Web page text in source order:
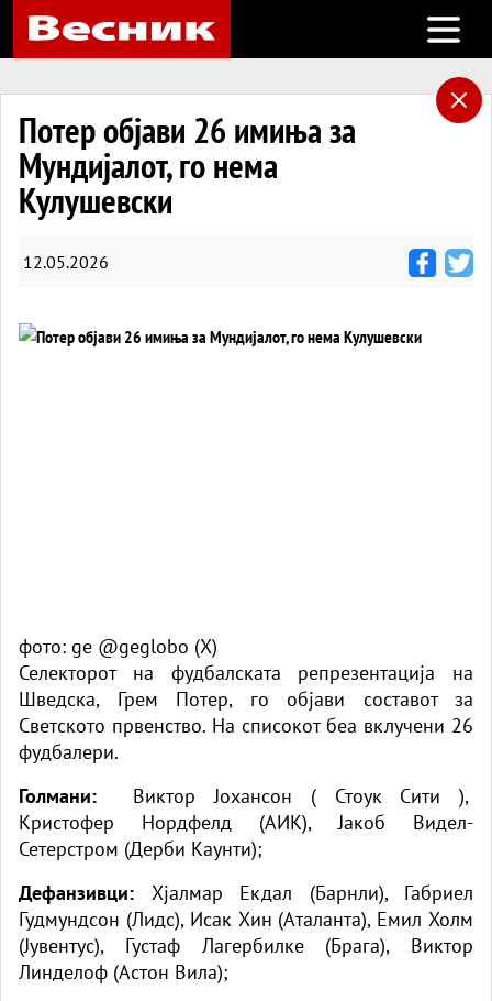
Open
Потер објави 26 имиња за
Мундијалот, го нема
Кулушевски
12.05.2026
фото: ge @geglobo (X)
Селекторот на фудбалската репрезентација на
Шведска, Грем Потер, го објави составот за
Светското првенство. На списокот беа вклучени 26
фудбалери.
Голмани:
Виктор Јохансон ( Стоук Сити ),
Кристофер Нордфелд (АИК), Јакоб Видел-
Сетерстром (Дерби Каунти);
Дефанзивци: Хјалмар Екдал (Барнли), Габриел
Гудмундсон (Лидс), Исак Хин (Аталанта), Емил Холм
(Јувентус), Густаф Лагербилке (Брага), Виктор
Линделоф (Астон Вила);